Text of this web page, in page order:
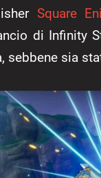
Square
di Infinity
sebbene sia